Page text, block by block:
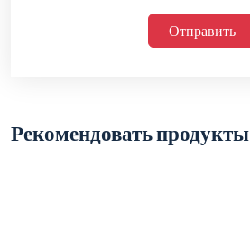
Отправить
Рекомендовать продукты